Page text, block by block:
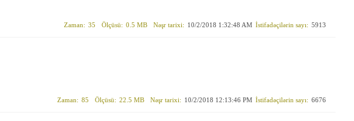
5913
İstifadəçilərin sayı:
10/2/2018 1:32:48 AM
Nəşr tarixi:
0.5 MB
Ölçüsü:
35
Zaman:
6676
İstifadəçilərin sayı:
10/2/2018 12:13:46 PM
Nəşr tarixi:
22.5 MB
Ölçüsü:
85
Zaman: